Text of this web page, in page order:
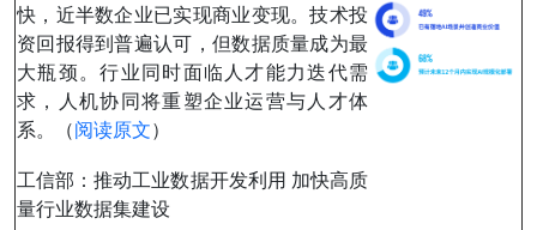
快，近半数企业已实现商业变现。技术投
资回报得到普遍认可，但数据质量成为最
大瓶颈。行业同时面临人才能力迭代需
求，人机协同将重塑企业运营与人才体
系。（阅读原文）
工信部：推动工业数据开发利用 加快高质
量行业数据集建设